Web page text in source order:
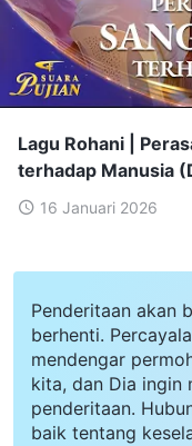
Lagu Rohani |
terhadap Manusia
16 Januari 2026
Penderitaan akan
berhenti.
mendengar
kita, dan Dia ingin
penderitaan.
baik tentang